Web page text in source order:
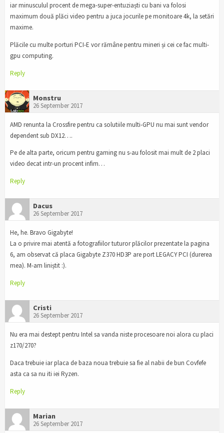
iar minusculul procent de mega-super-entuziaști cu bani va folosi
maximum două plăci video pentru a juca jocurile pe monitoare 4k, la setări
maxime.
Plăcile cu multe porturi PCI-E vor rămâne pentru mineri și cei ce fac multi-
gpu computing.
Reply
Monstru
26 September 2017
AMD renunta la Crossfire pentru ca solutiile multi-GPU nu mai sunt vendor
dependent sub DX12….
Pe de alta parte, oricum pentru gaming nu s-au folosit mai mult de 2 placi
video decat intr-un procent infim…
Reply
Dacus
26 September 2017
He, he. Bravo Gigabyte!
La o privire mai atentă a fotografiilor tuturor plăcilor prezentate la pagina
6, am observat că placa Gigabyte Z370 HD3P are port LEGACY PCI (durerea
mea). M-am liniștit :).
Reply
Cristi
26 September 2017
Nu era mai destept pentru Intel sa vanda niste procesoare noi alora cu placi
z170/270?
Daca trebuie iar placa de baza noua trebuie sa fie al nabii de bun Covfefe
asta ca sa nu iti iei Ryzen.
Reply
Marian
26 September 2017